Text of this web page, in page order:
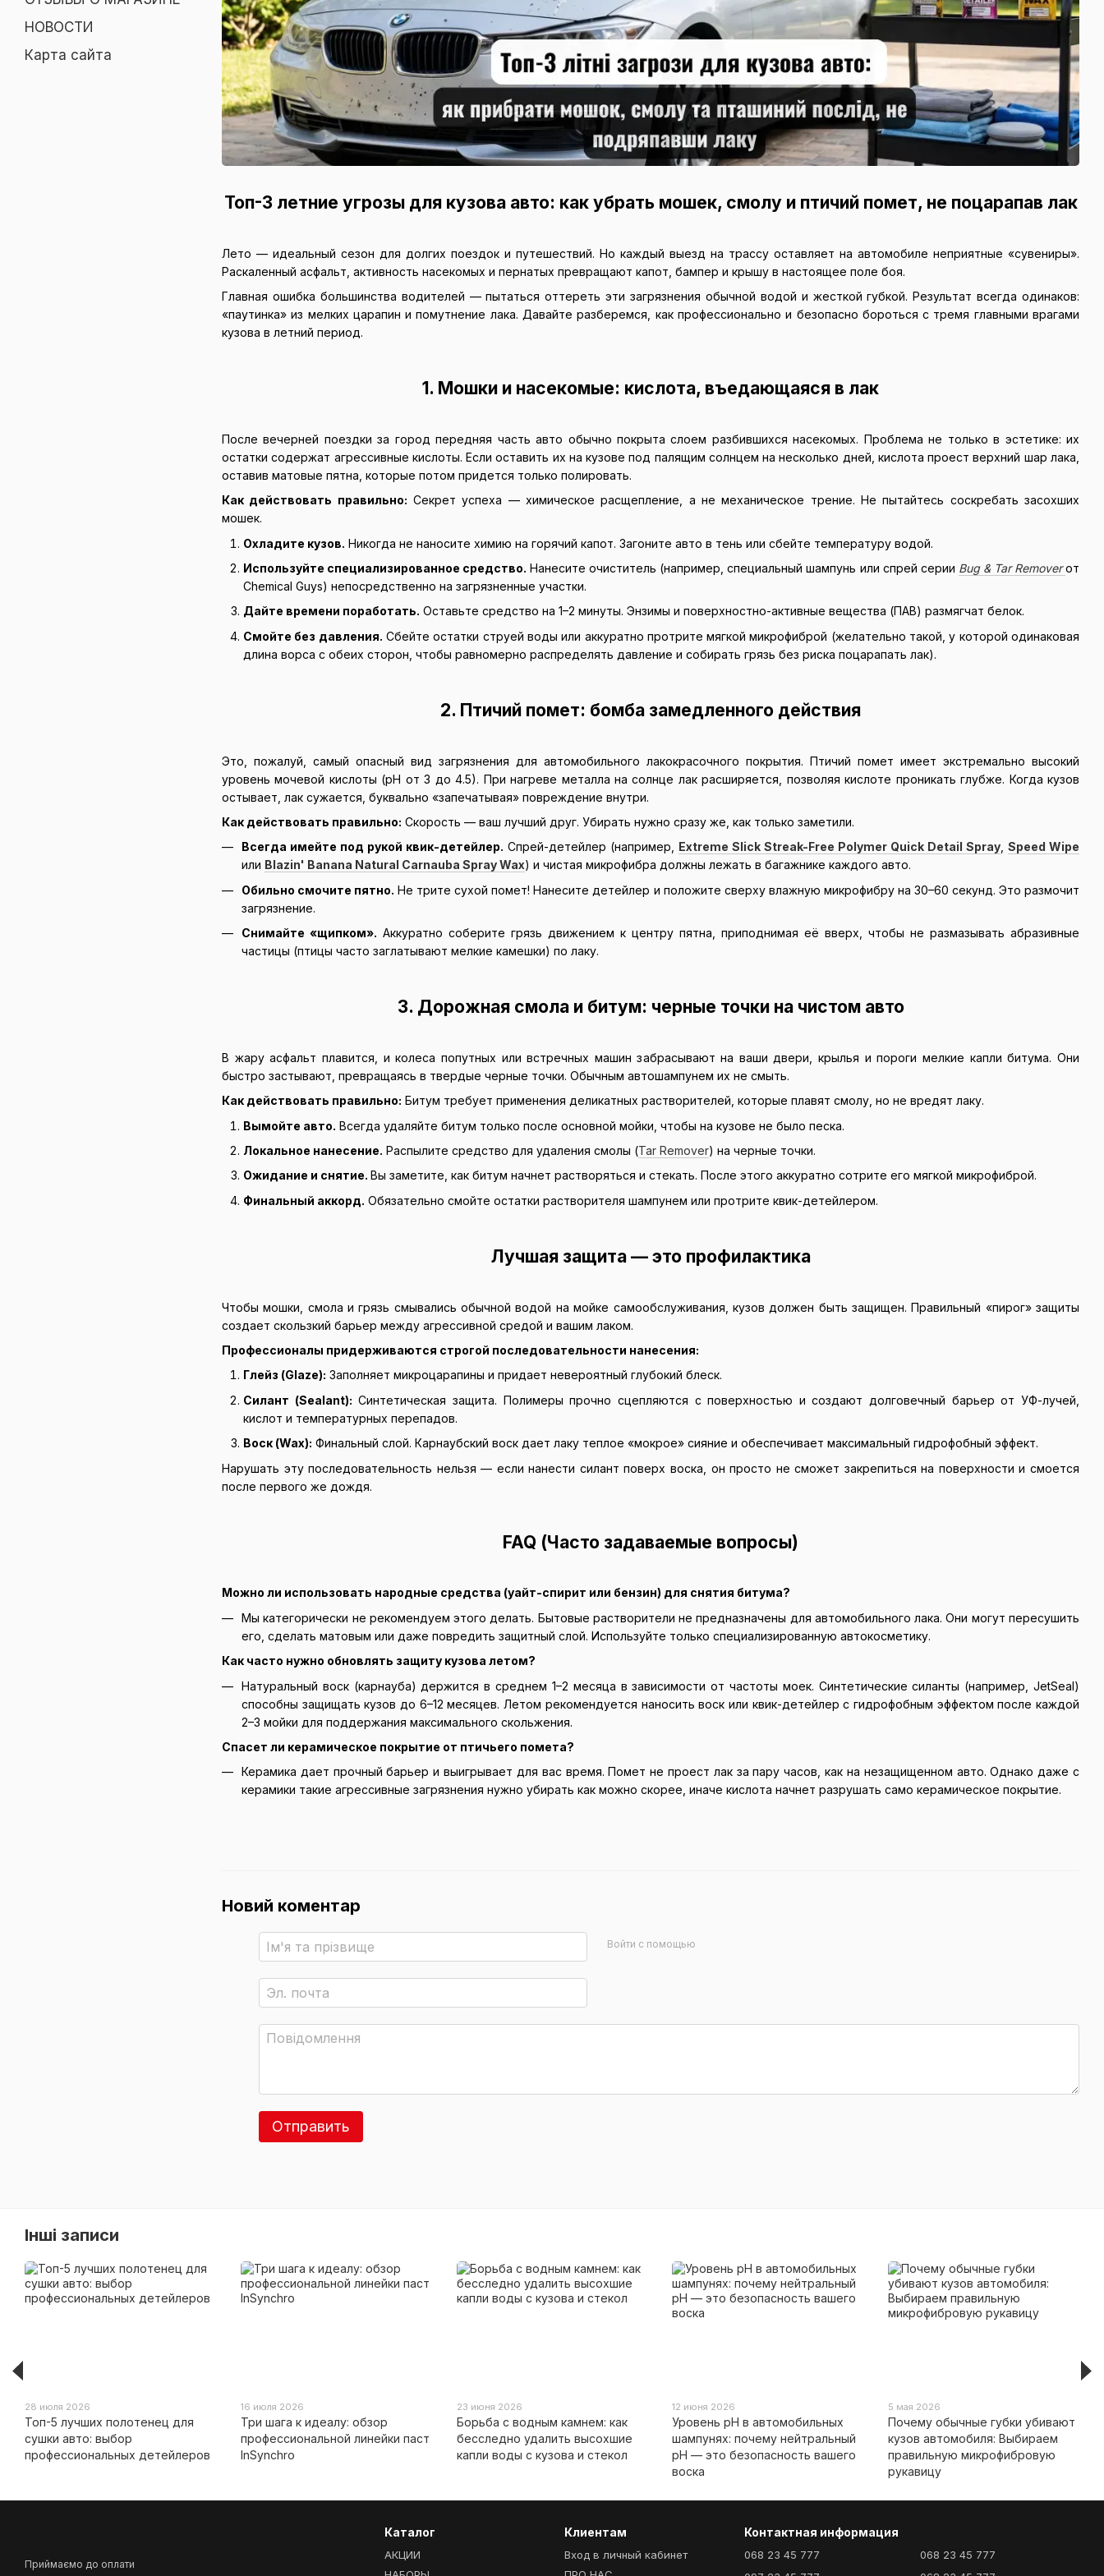
Топ-3 летние угрозы для кузова авто: как убрать мошек, смолу и птичий помет, не поцарапав лак
Лето — идеальный сезон для долгих поездок и путешествий. Но каждый выезд на трассу оставляет на автомобиле неприятные «сувениры».
Раскаленный асфальт, активность насекомых и пернатых превращают капот, бампер и крышу в настоящее поле боя.
Главная ошибка большинства водителей — пытаться оттереть эти загрязнения обычной водой и жесткой губкой. Результат всегда одинаков:
«паутинка» из мелких царапин и помутнение лака. Давайте разберемся, как профессионально и безопасно бороться с тремя главными врагами
кузова в летний период.
1. Мошки и насекомые: кислота, въедающаяся в лак
После вечерней поездки за город передняя часть авто обычно покрыта слоем разбившихся насекомых. Проблема не только в эстетике: их
остатки содержат агрессивные кислоты. Если оставить их на кузове под палящим солнцем на несколько дней, кислота проест верхний шар лака,
оставив матовые пятна, которые потом придется только полировать.
Как действовать правильно: Секрет успеха — химическое расщепление, а не механическое трение. Не пытайтесь соскребать засохших
мошек.
Охладите кузов. Никогда не наносите химию на горячий капот. Загоните авто в тень или сбейте температуру водой.
Используйте специализированное средство. Нанесите очиститель (например, специальный шампунь или спрей серии Bug & Tar Remover от
Chemical Guys) непосредственно на загрязненные участки.
Дайте времени поработать. Оставьте средство на 1–2 минуты. Энзимы и поверхностно-активные вещества (ПАВ) размягчат белок.
Смойте без давления. Сбейте остатки струей воды или аккуратно протрите мягкой микрофиброй (желательно такой, у которой одинаковая
длина ворса с обеих сторон, чтобы равномерно распределять давление и собирать грязь без риска поцарапать лак).
2. Птичий помет: бомба замедленного действия
Это, пожалуй, самый опасный вид загрязнения для автомобильного лакокрасочного покрытия. Птичий помет имеет экстремально высокий
уровень мочевой кислоты (pH от 3 до 4.5). При нагреве металла на солнце лак расширяется, позволяя кислоте проникать глубже. Когда кузов
остывает, лак сужается, буквально «запечатывая» повреждение внутри.
Как действовать правильно: Скорость — ваш лучший друг. Убирать нужно сразу же, как только заметили.
Всегда имейте под рукой квик-детейлер. Спрей-детейлер (например, Extreme Slick Streak-Free Polymer Quick Detail Spray Speed Wipe
или Blazin' Banana Natural Carnauba Spray Wax) и чистая микрофибра должны лежать в багажнике каждого авто.
Обильно смочите пятно. Не трите сухой помет! Нанесите детейлер и положите сверху влажную микрофибру на 30–60 секунд. Это размочит
загрязнение.
Снимайте «щипком». Аккуратно соберите грязь движением к центру пятна, приподнимая её вверх, чтобы не размазывать абразивные
частицы (птицы часто заглатывают мелкие камешки) по лаку.
3. Дорожная смола и битум: черные точки на чистом авто
В жару асфальт плавится, и колеса попутных или встречных машин забрасывают на ваши двери, крылья и пороги мелкие капли битума. Они
быстро застывают, превращаясь в твердые черные точки. Обычным автошампунем их не смыть.
Как действовать правильно: Битум требует применения деликатных растворителей, которые плавят смолу, но не вредят лаку.
Вымойте авто. Всегда удаляйте битум только после основной мойки, чтобы на кузове не было песка.
Локальное нанесение. Распылите средство для удаления смолы (Tar Remover) на черные точки.
Ожидание и снятие. Вы заметите, как битум начнет растворяться и стекать. После этого аккуратно сотрите его мягкой микрофиброй.
Финальный аккорд. Обязательно смойте остатки растворителя шампунем или протрите квик-детейлером.
Лучшая защита — это профилактика
Чтобы мошки, смола и грязь смывались обычной водой на мойке самообслуживания, кузов должен быть защищен. Правильный «пирог» защиты
создает скользкий барьер между агрессивной средой и вашим лаком.
Профессионалы придерживаются строгой последовательности нанесения:
Глейз (Glaze): Заполняет микроцарапины и придает невероятный глубокий блеск.
Силант (Sealant): Синтетическая защита. Полимеры прочно сцепляются с поверхностью и создают долговечный барьер от УФ-лучей,
кислот и температурных перепадов.
Воск (Wax): Финальный слой. Карнаубский воск дает лаку теплое «мокрое» сияние и обеспечивает максимальный гидрофобный эффект.
Нарушать эту последовательность нельзя — если нанести силант поверх воска, он просто не сможет закрепиться на поверхности и смоется
после первого же дождя.
FAQ (Часто задаваемые вопросы)
Можно ли использовать народные средства (уайт-спирит или бензин) для снятия битума?
Мы категорически не рекомендуем этого делать. Бытовые растворители не предназначены для автомобильного лака. Они могут пересушить
его, сделать матовым или даже повредить защитный слой. Используйте только специализированную автокосметику.
Как часто нужно обновлять защиту кузова летом?
Натуральный воск (карнауба) держится в среднем 1–2 месяца в зависимости от частоты моек. Синтетические силанты (например, JetSeal)
способны защищать кузов до 6–12 месяцев. Летом рекомендуется наносить воск или квик-детейлер с гидрофобным эффектом после каждой
2–3 мойки для поддержания максимального скольжения.
Спасет ли керамическое покрытие от птичьего помета?
Керамика дает прочный барьер и выигрывает для вас время. Помет не проест лак за пару часов, как на незащищенном авто. Однако даже с
керамики такие агрессивные загрязнения нужно убирать как можно скорее, иначе кислота начнет разрушать само керамическое покрытие.
Новий коментар
Войти с помощью
Отправить
НОВОСТИ
Карта сайта
Інші записи
28 июля 2026
Топ-5 лучших полотенец для
сушки авто: выбор
профессиональных детейлеров
16 июля 2026
Три шага к идеалу: обзор
профессиональной линейки паст
InSynchro
23 июня 2026
Борьба с водным камнем: как
бесследно удалить высохшие
капли воды с кузова и стекол
12 июня 2026
Уровень pH в автомобильных
шампунях: почему нейтральный
pH — это безопасность вашего
воска
5 мая 2026
Почему обычные губки убивают
кузов автомобиля: Выбираем
правильную микрофибровую
рукавицу
Приймаємо до оплати
Каталог
АКЦИИ
Клиентам
Вход в личный кабинет
Контактная информация
068 23 45 777
068 23 45 777